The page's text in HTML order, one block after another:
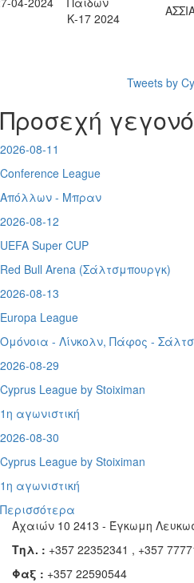
Κ-17 2024
Tweets by
Προσεχή
2026-08-11
Conference League
Απόλλων - Μπραν
2026-08-12
UEFA Super CUP
Red Bull Arena (Σάλτσμπουργκ)
2026-08-13
Europa League
Ομόνοια - Λίνκολν, Πάφος -
2026-08-29
Cyprus League by Stoiximan
1η αγωνιστική
2026-08-30
Cyprus League by Stoiximan
1η αγωνιστική
Περισσότερα
Αχαιών 10 2413 - Έγκωμη
Τηλ. : +357 22352341 , +357
Φαξ : +357 22590544